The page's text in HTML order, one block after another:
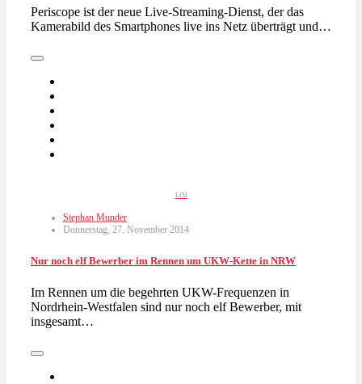
Periscope ist der neue Live-Streaming-Dienst, der das
Kamerabild des Smartphones live ins Netz überträgt und…
LfM
Stephan Munder
Donnerstag, 27. November 2014
Nur noch elf Bewerber im Rennen um UKW-Kette in NRW
Im Rennen um die begehrten UKW-Frequenzen in
Nordrhein-Westfalen sind nur noch elf Bewerber, mit
insgesamt…